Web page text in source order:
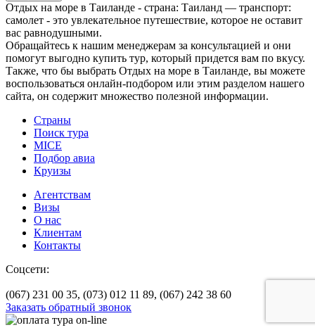
Отдых на море в Таиланде - страна: Таиланд — транспорт:
самолет - это увлекательное путешествие, которое не оставит
вас равнодушными.
Обращайтесь к нашим менеджерам за консультацией и они
помогут выгодно купить тур, который придется вам по вкусу.
Также, что бы выбрать Отдых на море в Таиланде, вы можете
воспользоваться онлайн-подбором или этим разделом нашего
сайта, он содержит множество полезной информации.
Страны
Поиск тура
MICE
Подбор авиа
Круизы
Агентствам
Визы
О нас
Клиентам
Контакты
Соцсети:
(067) 231 00 35, (073) 012 11 89, (067) 242 38 60
Заказать обратный звонок